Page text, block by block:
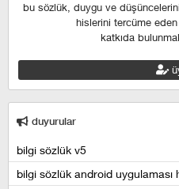
bu sözlük, duygu ve
hislerini tercüme eden
katkıda
duyurular
bilgi sözlük v5
bilgi sözlük android uygulaması